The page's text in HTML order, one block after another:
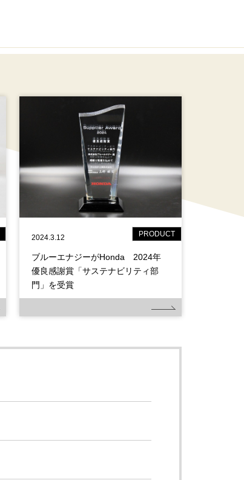
2024.3.12 PRODUCT
ブルーエナジーがHonda 2024年
優良感謝賞「サステナビリティ部
門」を受賞